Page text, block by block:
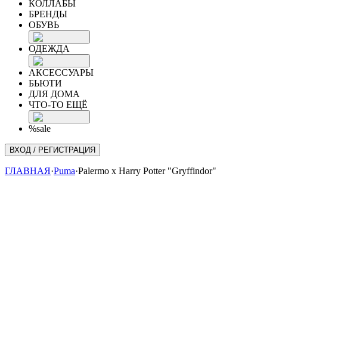
КОЛЛАБЫ
БРЕНДЫ
ОБУВЬ
ОДЕЖДА
АКСЕССУАРЫ
БЬЮТИ
ДЛЯ ДОМА
ЧТО-ТО ЕЩЁ
%sale
ВХОД / РЕГИСТРАЦИЯ
ГЛАВНАЯ·Puma·Palermo x Harry Potter "Gryffindor"